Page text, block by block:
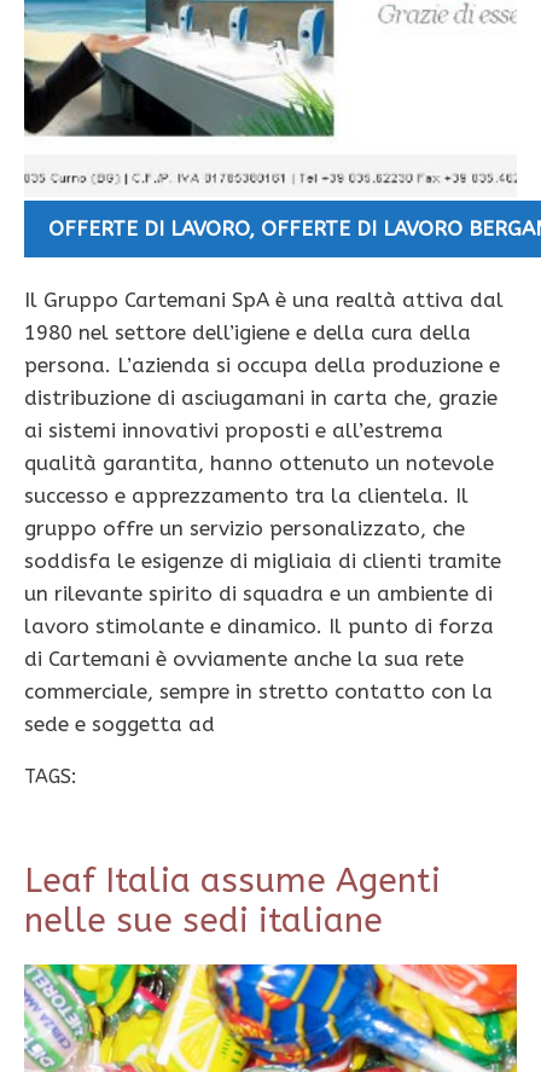
OFFERTE DI LAVORO, OFFERTE DI LAVORO
Il Gruppo Cartemani SpA è una realtà attiva dal
1980 nel settore dell’igiene e della cura della
persona. L’azienda si occupa della produzione e
distribuzione di asciugamani in carta che, grazie
ai sistemi innovativi proposti e all’estrema
qualità garantita, hanno ottenuto un notevole
successo e apprezzamento tra la clientela. Il
gruppo offre un servizio personalizzato, che
soddisfa le esigenze di migliaia di clienti tramite
un rilevante spirito di squadra e un ambiente di
lavoro stimolante e dinamico. Il punto di forza
di Cartemani è ovviamente anche la sua rete
commerciale, sempre in stretto contatto con la
sede e soggetta ad
TAGS:
Leaf Italia assume Agenti
nelle sue sedi italiane